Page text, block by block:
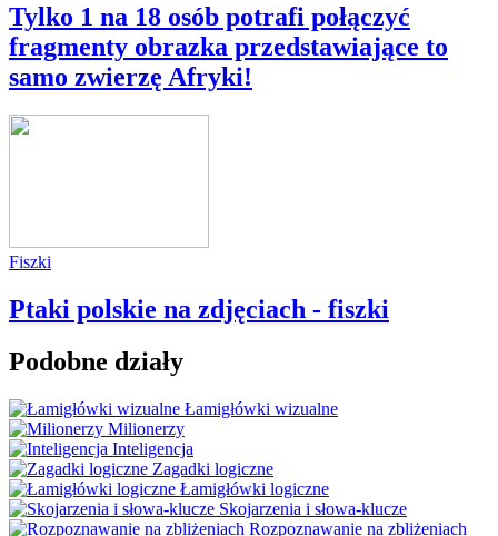
Tylko 1 na 18 osób potrafi połączyć
fragmenty obrazka przedstawiające to
samo zwierzę Afryki!
Fiszki
Ptaki polskie na zdjęciach - fiszki
Podobne działy
Łamigłówki wizualne
Milionerzy
Inteligencja
Zagadki logiczne
Łamigłówki logiczne
Skojarzenia i słowa-klucze
Rozpoznawanie na zbliżeniach